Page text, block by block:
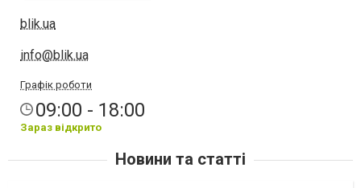
blik.ua
info@blik.ua
Графік роботи
09:00 - 18:00
Зараз відкрито
Новини та статті